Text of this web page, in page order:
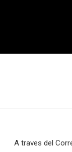
A traves del